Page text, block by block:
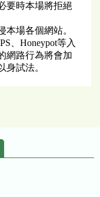
要時本場將拒絕
本場各個網站。
、Honeypot等入
網路行為將會加
身試法。